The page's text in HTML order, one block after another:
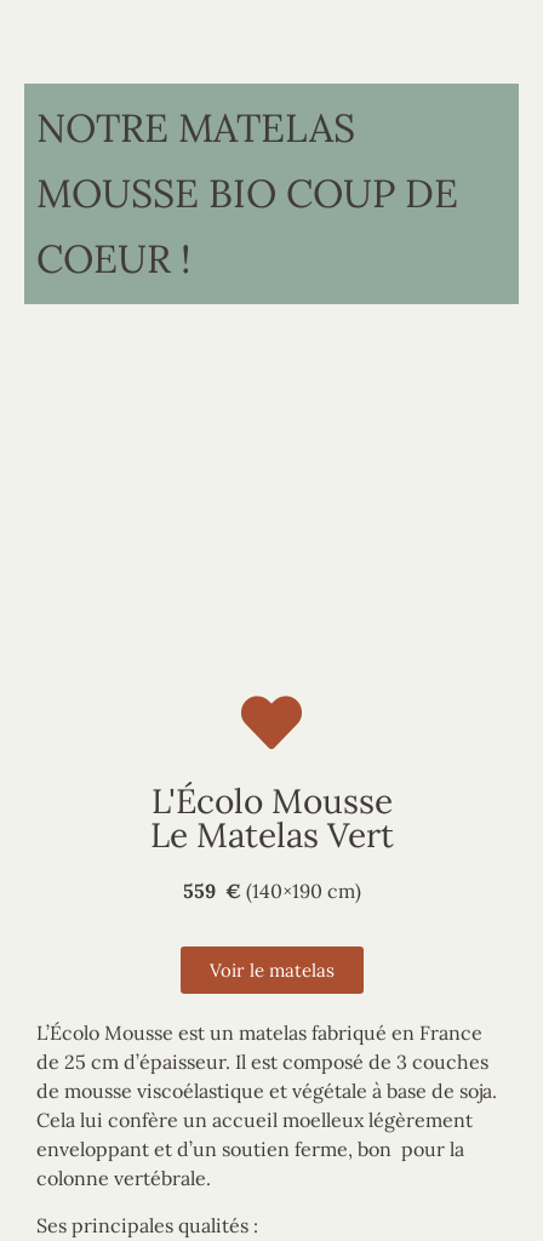
NOTRE MATELAS
MOUSSE BIO COUP DE
COEUR !
L'Écolo Mousse
Le Matelas Vert
559 € (140×190 cm)
Voir le matelas
L’Écolo Mousse est un matelas fabriqué en France
de 25 cm d’épaisseur. Il est composé de 3 couches
de mousse viscoélastique et végétale à base de soja.
Cela lui confère un accueil moelleux légèrement
enveloppant et d’un soutien ferme, bon pour la
colonne vertébrale.
Ses principales qualités :